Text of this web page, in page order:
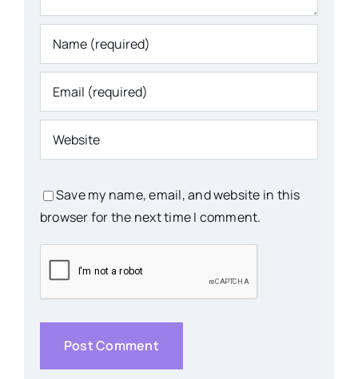
Save my name, email, and website in this
browser for the next time I comment.